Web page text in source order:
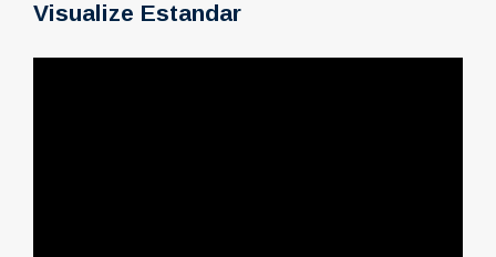
Visualize Estandar